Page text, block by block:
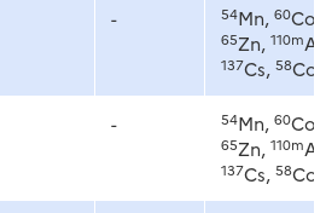
- 54Mn, 60Co,
65Zn, 110m
137Cs, 58Co
- 54Mn, 60Co,
65Zn, 110m
137Cs, 58Co